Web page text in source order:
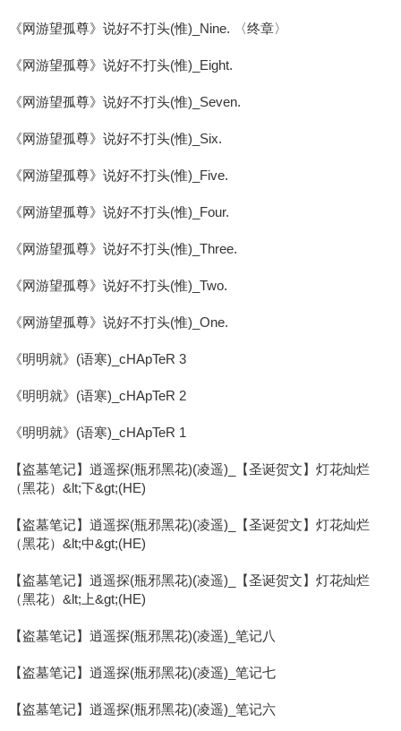
《网游望孤尊》说好不打头(惟)_Nine. 〈终章〉
《网游望孤尊》说好不打头(惟)_Eight.
《网游望孤尊》说好不打头(惟)_Seven.
《网游望孤尊》说好不打头(惟)_Six.
《网游望孤尊》说好不打头(惟)_Five.
《网游望孤尊》说好不打头(惟)_Four.
《网游望孤尊》说好不打头(惟)_Three.
《网游望孤尊》说好不打头(惟)_Two.
《网游望孤尊》说好不打头(惟)_One.
《明明就》(语寒)_cHApTeR 3
《明明就》(语寒)_cHApTeR 2
《明明就》(语寒)_cHApTeR 1
【盗墓笔记】逍遥探(瓶邪黑花)(凌遥)_【圣诞贺文】灯花灿烂
（黑花）&lt;下&gt;(HE)
【盗墓笔记】逍遥探(瓶邪黑花)(凌遥)_【圣诞贺文】灯花灿烂
（黑花）&lt;中&gt;(HE)
【盗墓笔记】逍遥探(瓶邪黑花)(凌遥)_【圣诞贺文】灯花灿烂
（黑花）&lt;上&gt;(HE)
【盗墓笔记】逍遥探(瓶邪黑花)(凌遥)_笔记八
【盗墓笔记】逍遥探(瓶邪黑花)(凌遥)_笔记七
【盗墓笔记】逍遥探(瓶邪黑花)(凌遥)_笔记六